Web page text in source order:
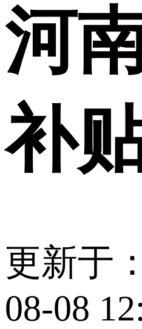
河
补
更新于
08-08